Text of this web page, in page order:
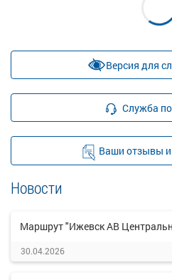
Версия для
Служба
Ваши отзывы
Новости
Маршрут "Ижевск АВ
30.04.2026